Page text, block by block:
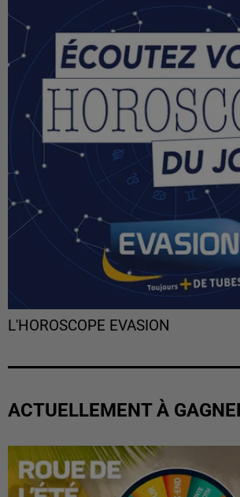
L'HOROSCOPE EVASION
ACTUELLEMENT À